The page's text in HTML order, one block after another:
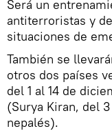
Será un
antiterroristas y
situaciones de
También se
otros dos países
del 1 al 14 de
(Surya Kiran, del
nepalés).